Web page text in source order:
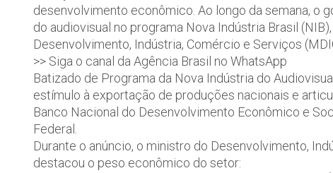
desenvolvimento econômico. Ao longo da semana, o
do audiovisual no programa Nova Indústria Brasil
Desenvolvimento, Indústria, Comércio e Serviços
>> Siga o canal da Agência Brasil no WhatsApp
Batizado de Programa da Nova Indústria do
estímulo à exportação de produções nacionais e
Banco Nacional do Desenvolvimento Econômico e
Federal.
Durante o anúncio, o ministro do Desenvolvimento,
destacou o peso econômico do setor: